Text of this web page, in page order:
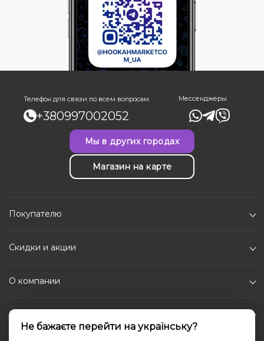
Телефон для связи по всем вопросам
+380997002052
Мессенджеры
Мы в других городах
Магазин на карте
Покупателю
Скидки и акции
О компании
Каталог
Не бажаєте перейти на українську?